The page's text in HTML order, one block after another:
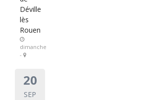
Déville
lès
Rouen
dimanche
-
20
SEP